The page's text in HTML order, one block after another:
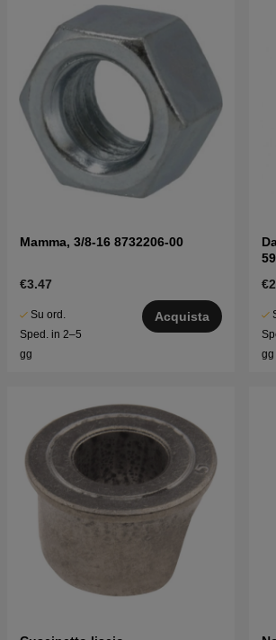
Mamma, 3/8-16 8732206-00
€3.47
Su ord.
Sped. in 2–5
gg
Acquista
gg